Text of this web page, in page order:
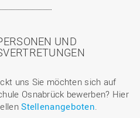
UND
uns Sie möchten sich auf
Osnabrück bewerben? Hier
Stellenangeboten.